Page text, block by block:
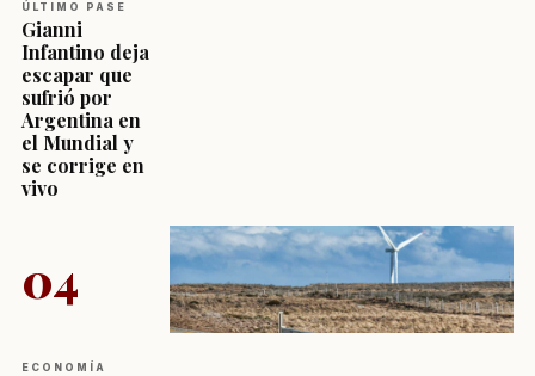
ÚLTIMO PASE
Gianni
Infantino deja
escapar que
sufrió por
Argentina en
el Mundial y
se corrige en
vivo
04
ECONOMÍA